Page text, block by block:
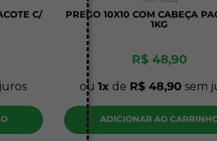
C/
PREGO 10X10 COM CABEÇA
1KG
R$ 48,90
ou 1 de R$ 48,90 sem
ADICIONAR AO